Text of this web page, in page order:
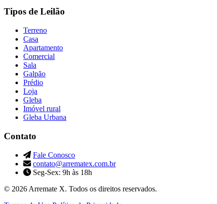
Tipos de Leilão
Terreno
Casa
Apartamento
Comercial
Sala
Galpão
Prédio
Loja
Gleba
Imóvel rural
Gleba Urbana
Contato
Fale Conosco
contato@arrematex.com.br
Seg-Sex: 9h às 18h
© 2026 Arremate X. Todos os direitos reservados.